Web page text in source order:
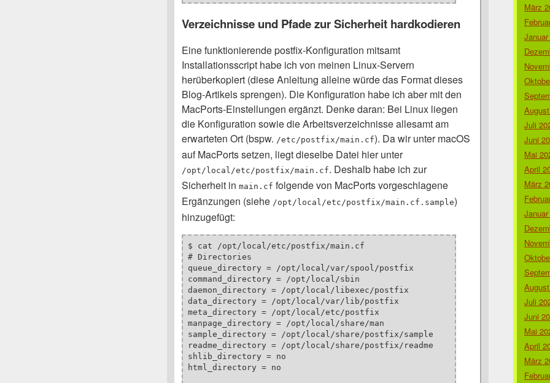
Verzeichnisse und Pfade zur Sicherheit hardkodieren
Eine funktionierende postfix-Konfiguration mitsamt
Installationsscript habe ich von meinen Linux-Servern
herüberkopiert (diese Anleitung alleine würde das Format dieses
Blog-Artikels sprengen). Die Konfiguration habe ich aber mit den
MacPorts-Einstellungen ergänzt. Denke daran: Bei Linux liegen
die Konfiguration sowie die Arbeitsverzeichnisse allesamt am
erwarteten Ort (bspw. /etc/postfix/main.cf). Da wir unter macOS
auf MacPorts setzen, liegt dieselbe Datei hier unter
/opt/local/etc/postfix/main.cf. Deshalb habe ich zur
Sicherheit in main.cf folgende von MacPorts vorgeschlagene
Ergänzungen (siehe /opt/local/etc/postfix/main.cf.sample)
hinzugefügt:
$ cat /opt/local/etc/postfix/main.cf
# Directories
queue_directory = /opt/local/var/spool/postfix
command_directory = /opt/local/sbin
daemon_directory = /opt/local/libexec/postfix
data_directory = /opt/local/var/lib/postfix
meta_directory = /opt/local/etc/postfix
manpage_directory = /opt/local/share/man
sample_directory = /opt/local/share/postfix/sample
readme_directory = /opt/local/share/postfix/readme
shlib_directory = no
html_directory = no
März
Juli
Juni
Mai
April
März
Juli
Juni
Mai
April
März